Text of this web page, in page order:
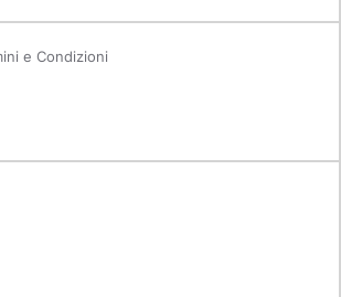
e Condizioni